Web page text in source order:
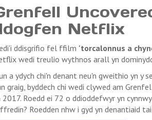
Netflix
ddisgrifio fel ffilm 'torcalonnus a
wedi treulio wythnos arall yn
a ydych chi'n denant neu'n gweithio yn y
graig, byddech chi wedi clywed am
2017. Roedd ei 72 o ddioddefwyr yn
Roedden nhw i gyd yn denantiaid